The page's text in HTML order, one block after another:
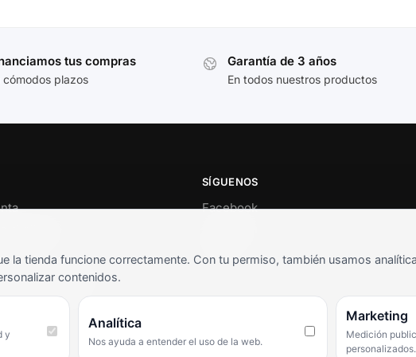
tus compras
cómodos plazos
Garantía de 3 años
En todos nuestros productos
al cliente
y condiciones
frecuentes
SÍGUENOS
Facebook
la tienda funcione correctamente. Con tu permiso, también usamos
contenidos.
y
Analítica
Nos ayuda a entender el uso de la web.
Marketing
Medición
personalizados.